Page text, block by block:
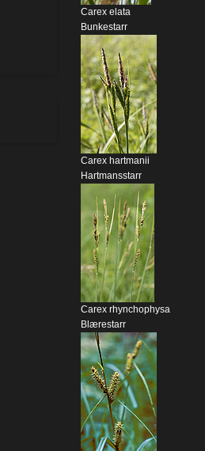
Carex elata
Bunkestarr
Carex hartmanii
Hartmansstarr
Carex rhynchophysa
Blærestarr